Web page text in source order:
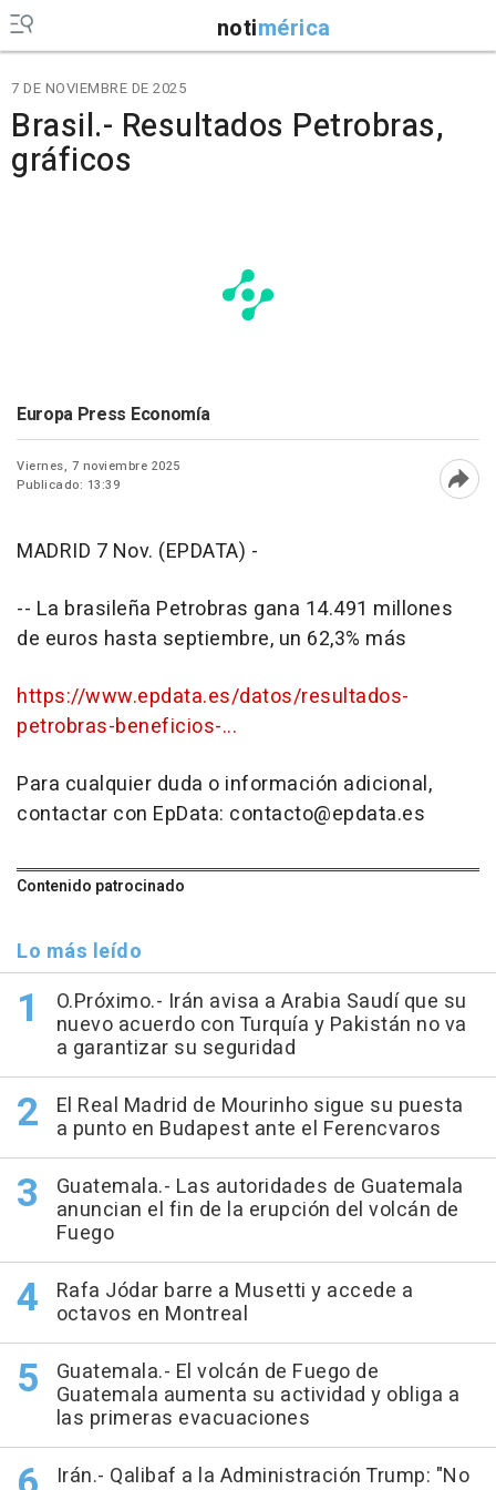
notimérica
7 DE NOVIEMBRE DE 2025
Brasil.- Resultados Petrobras,
gráficos
Europa Press Economía
Viernes, 7 noviembre 2025
Publicado: 13:39
MADRID 7 Nov. (EPDATA) -
-- La brasileña Petrobras gana 14.491 millones
de euros hasta septiembre, un 62,3% más
https://www.epdata.es/datos/resultados-
petrobras-beneficios-...
Para cualquier duda o información adicional,
contactar con EpData: contacto@epdata.es
Contenido patrocinado
Lo más leído
O.Próximo.- Irán avisa a Arabia Saudí que su
nuevo acuerdo con Turquía y Pakistán no va
a garantizar su seguridad
El Real Madrid de Mourinho sigue su puesta
a punto en Budapest ante el Ferencvaros
Guatemala.- Las autoridades de Guatemala
anuncian el fin de la erupción del volcán de
Fuego
Rafa Jódar barre a Musetti y accede a
octavos en Montreal
Guatemala.- El volcán de Fuego de
Guatemala aumenta su actividad y obliga a
las primeras evacuaciones
Irán.- Qalibaf a la Administración Trump: "No